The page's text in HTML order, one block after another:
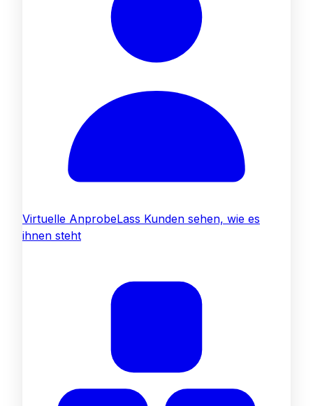
Virtuelle AnprobeLass Kunden sehen, wie es
ihnen steht